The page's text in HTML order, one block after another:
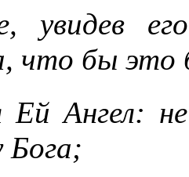
увидев
что бы это
Ей Ангел:
Бога;